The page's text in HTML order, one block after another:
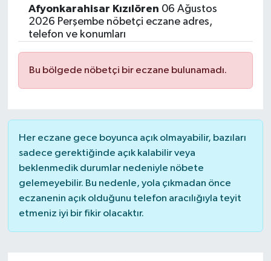
Afyonkarahisar Kızılören 06 Ağustos
2026 Perşembe nöbetçi eczane adres,
telefon ve konumları
Bu bölgede nöbetçi bir eczane bulunamadı.
Her eczane gece boyunca açık olmayabilir, bazıları
sadece gerektiğinde açık kalabilir veya
beklenmedik durumlar nedeniyle nöbete
gelemeyebilir. Bu nedenle, yola çıkmadan önce
eczanenin açık olduğunu telefon aracılığıyla teyit
etmeniz iyi bir fikir olacaktır.
Siyasetçi
Spor